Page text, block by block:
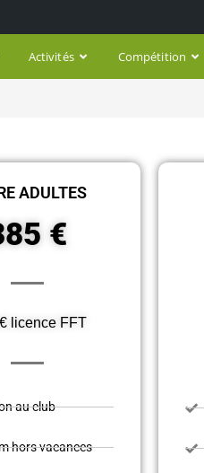
Activités Compétition
ADULTES
€
licence FFT
au club
hors vacances